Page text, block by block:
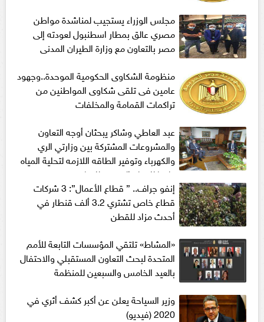
مجلس الوزراء يستجيب لمناشدة مواطن
مصري عالق بمطار اسطنبول لعودته إلى
مصر بالتعاون مع وزارة الطيران المدنى
منظومة الشكاوى الحكومية الموحدة..وجهود
عامين فى تلقى شكاوى المواطنين من
تراكمات القمامة والمخلفات
عبد العاطي وشاكر يبحثان أوجه التعاون
والمشروعات المشتركة بين وزارتي الري
والكهرباء وتوفير الطاقه اللازمه لتحلية المياه
طبقا للخطه القوميه للمياه
إنفو جراف.. ” قطاع الأعمال”: 3 شركات
قطاع خاص تشتري 3.2 ألف قنطار في
أحدث مزاد للقطن
«المشاط» تلتقي المؤسسات التابعة للأمم
المتحدة لبحث التعاون المستقبلي والاحتفال
بالعيد الخامس والسبعين للمنظمة
وزير السياحة يعلن عن أكبر كشف أثري في
2020 (فيديو)